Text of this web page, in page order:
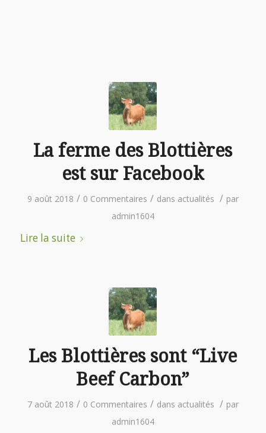
La ferme des Blottières
est sur Facebook
9 août 2018 / 0 Commentaires / dans actualités / par
admin1604
Lire la suite
Les Blottières sont “Live
Beef Carbon”
7 août 2018 / 0 Commentaires / dans actualités / par
admin1604